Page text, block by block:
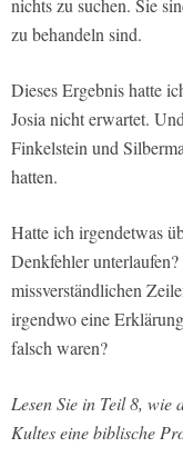
nichts zu suchen. Sie
zu behandeln sind.
Dieses Ergebnis hatte
Josia nicht erwartet.
Finkelstein und
hatten.
Hatte ich irgendetwas
Denkfehler
missverständlichen
irgendwo eine
falsch waren?
Lesen Sie in Teil 8, wie
Kultes eine biblische